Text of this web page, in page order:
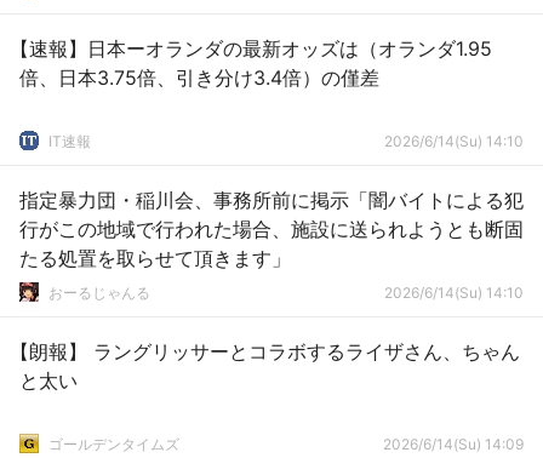
【速報】日本ーオランダの最新オッズは（オランダ1.95
倍、日本3.75倍、引き分け3.4倍）の僅差
IT速報 2026/6/14(Su) 14:10
指定暴力団・稲川会、事務所前に掲示「闇バイトによる犯
行がこの地域で行われた場合、施設に送られようとも断固
たる処置を取らせて頂きます」
おーるじゃんる 2026/6/14(Su) 14:10
【朗報】 ラングリッサーとコラボするライザさん、ちゃん
と太い
ゴールデンタイムズ 2026/6/14(Su) 14:09